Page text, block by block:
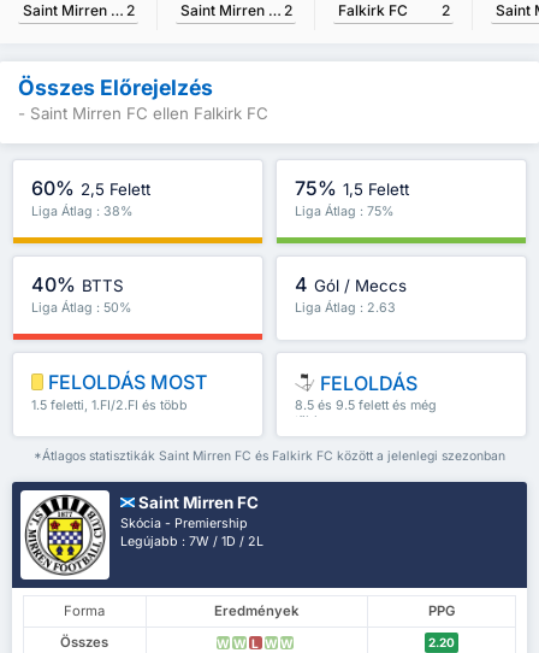
Saint Mirren FC 2
Saint Mirren FC 2
Falkirk FC
2
Összes Előrejelzés
- Saint Mirren FC ellen Falkirk FC
60% 2,5 Felett
Liga Átlag : 38%
75% 1,5 Felett
Liga Átlag : 75%
40% BTTS
Liga Átlag : 50%
4 Gól / Meccs
Liga Átlag : 2.63
FELOLDÁS MOST
1.5 feletti, 1.FI/2.FI és több
FELOLDÁS
8.5 és 9.5 felett és még
több
*Átlagos statisztikák Saint Mirren FC és Falkirk FC között a jelenlegi szezonban
Saint Mirren FC
Skócia - Premiership
Legújabb : 7W / 1D / 2L
Forma Eredmények
PPG
Összes
W W L W W 2.20